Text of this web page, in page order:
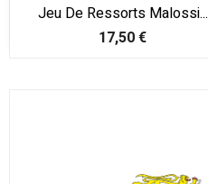
Jeu De Ressorts Malossi...
Prix
17,50 €